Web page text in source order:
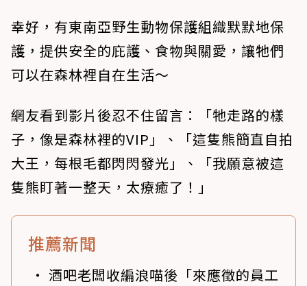
幸好，有東南亞野生動物保護組織默默地保
護，提供安全的庇護、食物與關愛，讓牠們
可以在森林裡自在生活～
網友看到影片後忍不住留言：「牠走路的樣
子，像是森林裡的VIP」、「這隻熊簡直自拍
大王，每根毛都閃閃發光」、「我願意被這
隻熊盯著一整天，太療癒了！」
推薦新聞
酒吧老闆收編浪喵後「來應徵的員工